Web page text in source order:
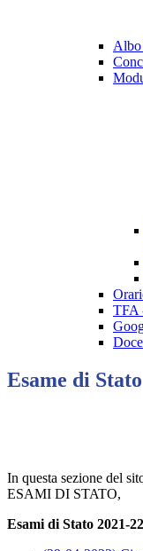
Albo
TFA
Esame di Stato
In questa sezione del
ESAMI DI STATO,
Esami di Stato 2021-22